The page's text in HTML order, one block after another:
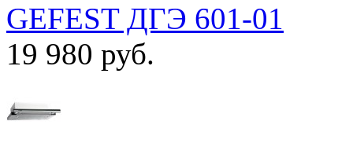
GEFEST ДГЭ 601-01
19 980 руб.